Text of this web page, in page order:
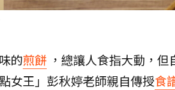
的煎餅 ，總讓人食指大動，
女王」彭秋婷老師親自傳授食